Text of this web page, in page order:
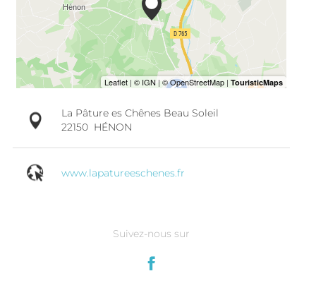
La Pâture es Chênes Beau Soleil
22150 HÉNON
www.lapatureeschenes.fr
Suivez-nous sur